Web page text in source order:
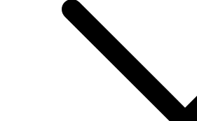
창신문공고 #충남신문공고 #충청남도
#서산신문공고 #당진신문공고 #홍성
아산신문공고 #천안신문공고 #청양신
#보령신문공고 #부여신문공고 #서천
계룡신문공고 #공주신문공고 #금산신
정안신문공고 #공주신문공고 #안면도
#전라북도신문공고 #전북신문공고 #
공고 #완주신문공고 #김제신문공고 #